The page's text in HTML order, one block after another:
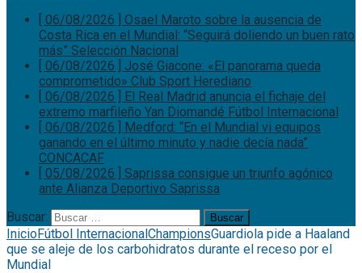
[ 06/08/2026 ] Osael Maroto sobre la ausencia de
Costa Rica en el Mundial: “Seguirá doliendo un buen rato
más” Selección Nacional
[ 06/08/2026 ] José Giacone: «El panorama queda
comprometido» Club Sport Herediano
[ 06/08/2026 ] El Real Madrid anuncia el fichaje del
extremo marfileño Yan Diomandé Fútbol Internacional
[ 06/08/2026 ] Medford: “En el Mundial vi equipos
ganando en el último minuto y nadie decía nada”
CONCACAF
[ 05/08/2026 ] Saprissa consigue un triunfo agónico
ante Alianza Deportivo Saprissa
Buscar:
InicioFútbol InternacionalChampionsGuardiola pide a Haaland
que se aleje de los carbohidratos durante el receso por el
Mundial